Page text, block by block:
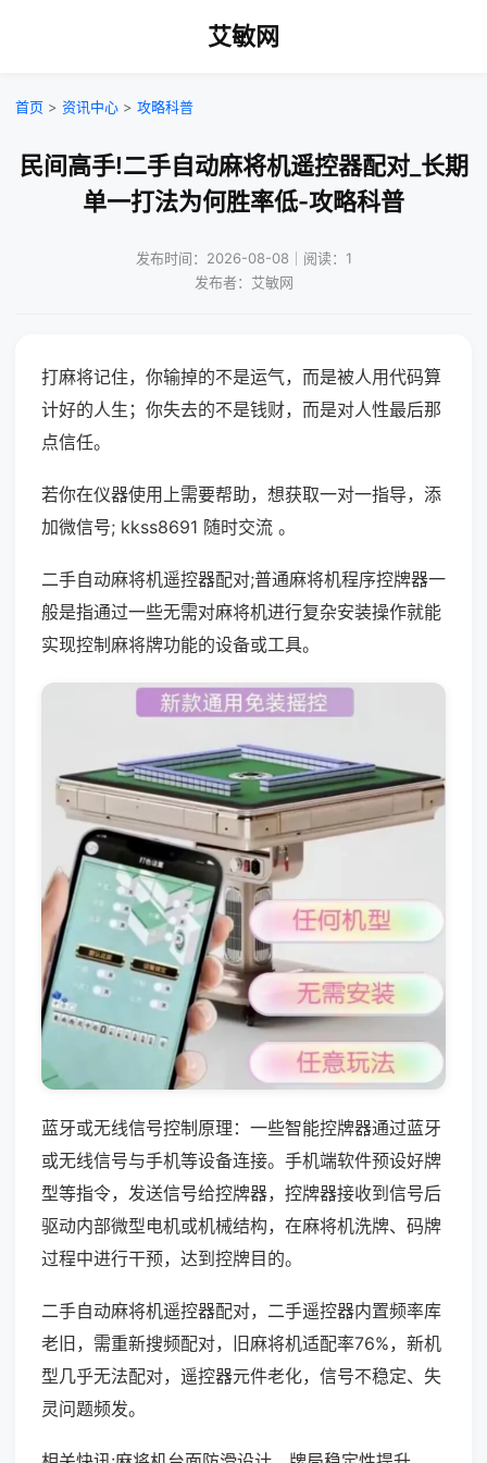
艾敏网
首页 > 资讯中心 > 攻略科普
民间高手!二手自动麻将机遥控器配对_长期
单一打法为何胜率低-攻略科普
发布时间：2026-08-08｜阅读：1
发布者：艾敏网
打麻将记住，你输掉的不是运气，而是被人用代码算
计好的人生；你失去的不是钱财，而是对人性最后那
点信任。
若你在仪器使用上需要帮助，想获取一对一指导，添
加微信号; kkss8691 随时交流 。
二手自动麻将机遥控器配对;普通麻将机程序控牌器一
般是指通过一些无需对麻将机进行复杂安装操作就能
实现控制麻将牌功能的设备或工具。
蓝牙或无线信号控制原理：一些智能控牌器通过蓝牙
或无线信号与手机等设备连接。手机端软件预设好牌
型等指令，发送信号给控牌器，控牌器接收到信号后
驱动内部微型电机或机械结构，在麻将机洗牌、码牌
过程中进行干预，达到控牌目的。
二手自动麻将机遥控器配对，二手遥控器内置频率库
老旧，需重新搜频配对，旧麻将机适配率76%，新机
型几乎无法配对，遥控器元件老化，信号不稳定、失
灵问题频发。